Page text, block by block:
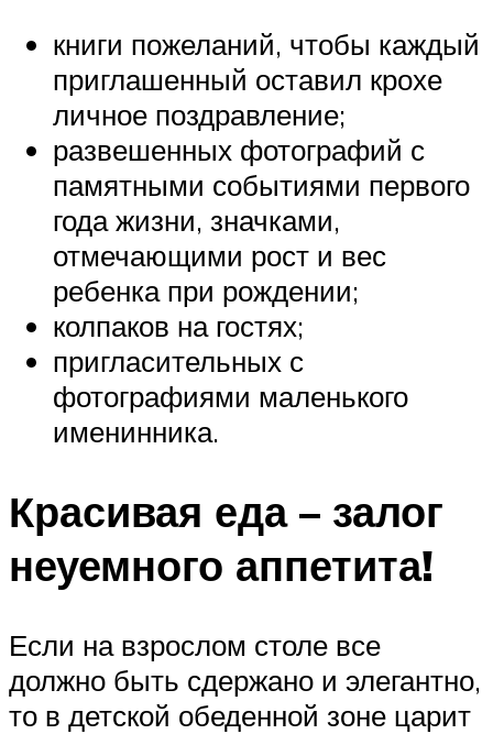
книги пожеланий, чтобы каждый
приглашенный оставил крохе
личное поздравление;
развешенных фотографий с
памятными событиями первого
года жизни, значками,
отмечающими рост и вес
ребенка при рождении;
колпаков на гостях;
пригласительных с
фотографиями маленького
именинника.
Красивая еда – залог
неуемного аппетита!
Если на взрослом столе все
должно быть сдержано и элегантно,
то в детской обеденной зоне царит